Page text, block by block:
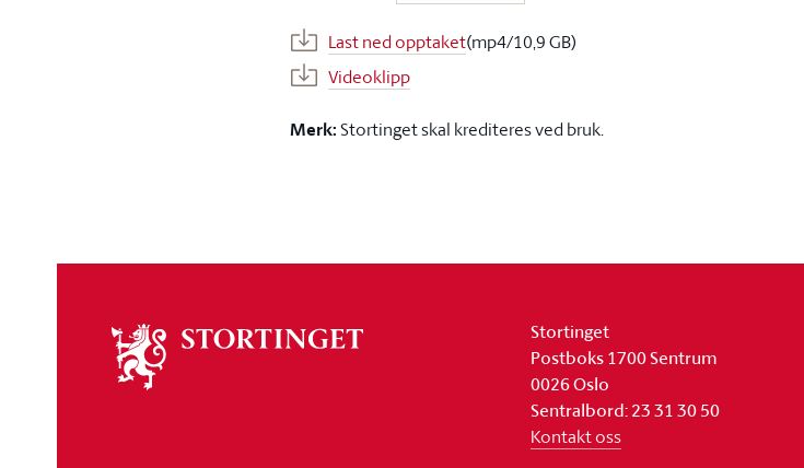
Last ned opptaket(mp4/10,9 GB)
Videoklipp
Merk:Stortinget skal krediteres ved bruk.
stortinget
Stortinget
Postboks 1700 Sentrum
0026 Oslo
Sentralbord: 23 31 30 50
Kontakt oss